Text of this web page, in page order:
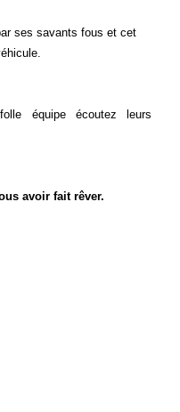
ses savants fous et cet
équipe écoutez leurs
avoir fait rêver.